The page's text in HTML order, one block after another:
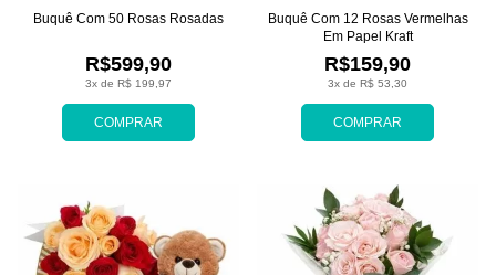
COMPRAR
3x de R$ 199,97
R$599,90
Buquê Com 50 Rosas Rosadas
COMPRAR
3x de R$ 53,30
R$159,90
Buquê Com 12 Rosas Vermelhas
Em Papel Kraft